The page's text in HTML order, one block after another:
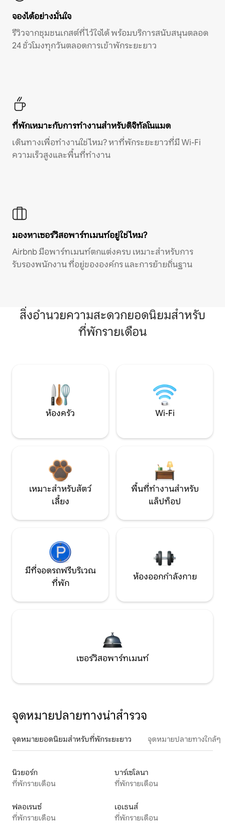
จองได้อย่างมั่นใจ
รีวิวจากชุมชนเกสต์ที่ไว้ใจได้ พร้อมบริการสนับสนุนตลอด
24 ชั่วโมงทุกวันตลอดการเข้าพักระยะยาว
ที่พักเหมาะกับการทำงานสำหรับดิจิทัลโนแมด
เดินทางเพื่อทำงานใช่ไหม? หาที่พักระยะยาวที่มี Wi-Fi
ความเร็วสูงและพื้นที่ทำงาน
มองหาเซอร์วิสอพาร์ทเมนท์อยู่ใช่ไหม?
Airbnb มีอพาร์ทเมนท์ตกแต่งครบ เหมาะสำหรับการ
รับรองพนักงาน ที่อยู่ขององค์กร และการย้ายถิ่นฐาน
สิ่งอำนวยความสะดวกยอดนิยมสำหรับ
ที่พักรายเดือน
ห้องครัว Wi-Fi
เหมาะสำหรับสัตว์
เลี้ยง
พื้นที่ทำงานสำหรับ
แล็ปท็อป
มีที่จอดรถฟรีบริเวณ
ที่พัก
ห้องออกกำลังกาย
เซอร์วิสอพาร์ทเมนท์
จุดหมายปลายทางน่าสำรวจ
จุดหมายยอดนิยมสำหรับที่พักระยะยาว จุดหมายปลายทางใกล้ๆ
นิวยอร์ก
ที่พักรายเดือน
บาร์เซโลนา
ที่พักรายเดือน
ฟลอเรนซ์
ที่พักรายเดือน
เอเธนส์
ที่พักรายเดือน